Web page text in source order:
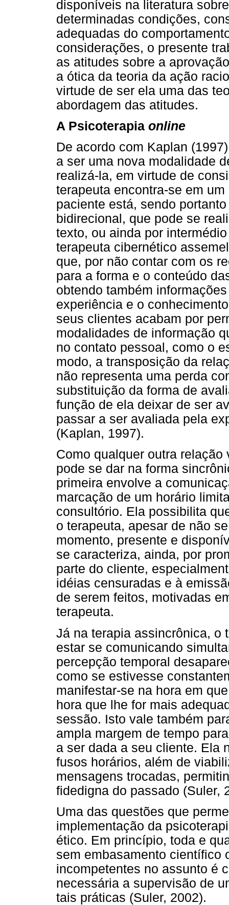
disponíveis na literatura
determinadas condições,
adequadas do
considerações, o presente
as atitudes sobre a
a ótica da teoria da ação
virtude de ser ela uma das
abordagem das atitudes.
A Psicoterapia online
De acordo com Kaplan
a ser uma nova modalidade
realizá-la, em virtude de
terapeuta encontra-se em
paciente está, sendo
bidirecional, que pode se
texto, ou ainda por
terapeuta cibernético
que, por não contar com os
para a forma e o conteúdo
obtendo também
experiência e o
seus clientes acabam por
modalidades de informação
no contato pessoal, como o
modo, a transposição da
não representa uma perda
substituição da forma de
função de ela deixar de ser
passar a ser avaliada pela
(Kaplan, 1997).
Como qualquer outra
pode se dar na forma
primeira envolve a
marcação de um horário
consultório. Ela possibilita
o terapeuta, apesar de não
momento, presente e
se caracteriza, ainda, por
parte do cliente,
idéias censuradas e à
de serem feitos, motivadas
terapeuta.
Já na terapia assincrônica, o
estar se comunicando
percepção temporal
como se estivesse
manifestar-se na hora em
hora que lhe for mais
sessão. Isto vale também
ampla margem de tempo
a ser dada a seu cliente. Ela
fusos horários, além de
mensagens trocadas,
fidedigna do passado (Suler,
Uma das questões que
implementação da
ético. Em princípio, toda e
sem embasamento científico
incompetentes no assunto é
necessária a supervisão de
tais práticas (Suler, 2002).